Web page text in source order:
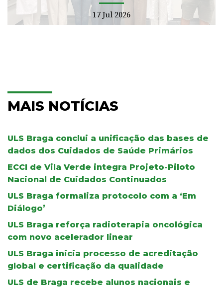
17 Jul 2026
MAIS NOTÍCIAS
ULS Braga conclui a unificação das bases de
dados dos Cuidados de Saúde Primários
ECCI de Vila Verde integra Projeto-Piloto
Nacional de Cuidados Continuados
ULS Braga formaliza protocolo com a ‘Em
Diálogo’
ULS Braga reforça radioterapia oncológica
com novo acelerador linear
ULS Braga inicia processo de acreditação
global e certificação da qualidade
ULS de Braga recebe alunos nacionais e